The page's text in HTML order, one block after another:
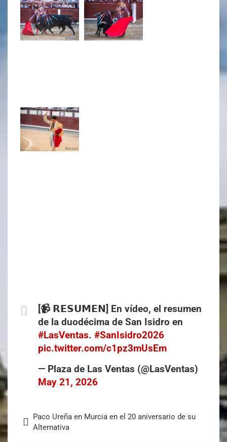
[📹 𝗥𝗘𝗦𝗨𝗠𝗘𝗡] En vídeo, el resumen
de la duodécima de San Isidro en
#LasVentas. #SanIsidro2026
pic.twitter.com/c1pz3mUsEm
— Plaza de Las Ventas (@LasVentas)
May 21, 2026
Paco Ureña en Murcia en el 20 aniversario de su
Alternativa